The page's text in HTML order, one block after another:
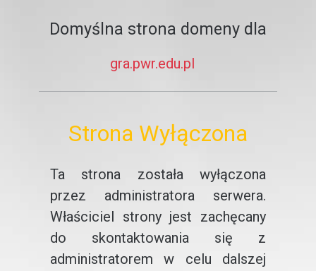
Domyślna strona domeny dla
gra.pwr.edu.pl
Strona Wyłączona
Ta strona została wyłączona
przez administratora serwera.
Właściciel strony jest zachęcany
do skontaktowania się z
administratorem w celu dalszej